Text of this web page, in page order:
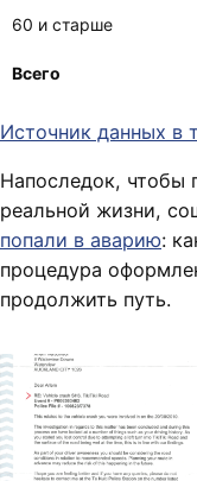
60 и старше
Всего
Источник данных в
Напоследок, чтобы
реальной жизни,
попали в аварию:
процедура
продолжить путь.